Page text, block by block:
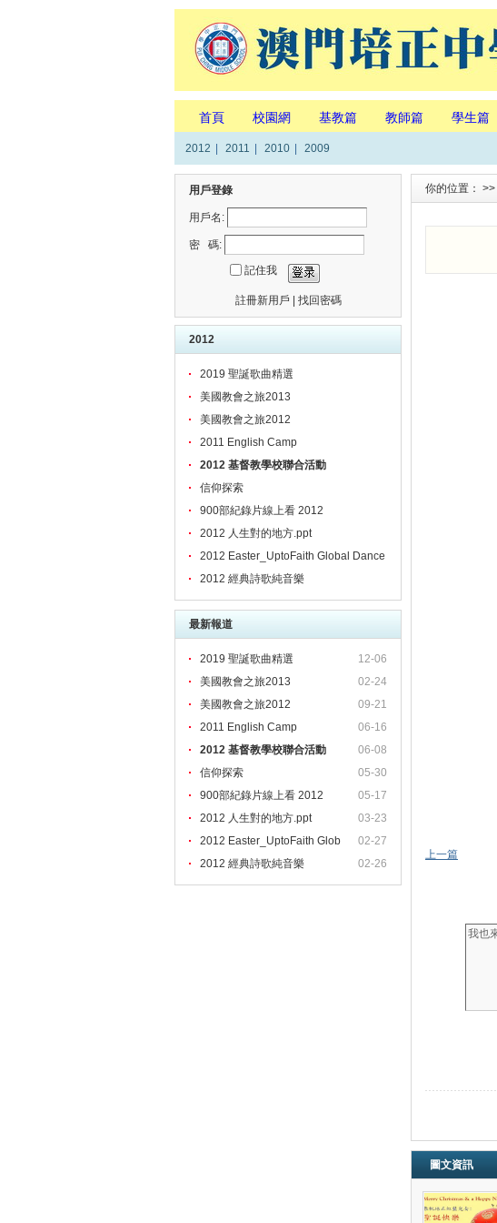
首頁 校園網 基教篇 教師篇 學生篇
2012 2011 2010 2009
用戶登錄
用戶名:
密 碼:
記住我
註冊新用戶 找回密碼
2012
2019 聖誕歌曲精選
美國教會之旅2013
美國教會之旅2012
2011 English Camp
2012 基督教學校聯合活動
信仰探索
900部紀錄片線上看 2012
2012 人生對的地方.ppt
2012 Easter_UptoFaith Global Dance
2012 經典詩歌純音樂
最新報道
12-06
2019 聖誕歌曲精選
02-24
美國教會之旅2013
09-21
美國教會之旅2012
06-16
2011 English Camp
06-08
2012 基督教學校聯合活動
05-30
信仰探索
05-17
900部紀錄片線上看 2012
03-23
2012 人生對的地方.ppt
02-27
2012 Easter_UptoFaith Glob
02-26
2012 經典詩歌純音樂
你的位置： >>
上一篇
圖文資訊